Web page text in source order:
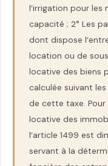
l’irrigation pour les
capacité ; 2° Les
dont dispose
location ou de
locative des biens
calculée suivant
de cette taxe. Pour
locative des
l’article 1499 est
servant à la